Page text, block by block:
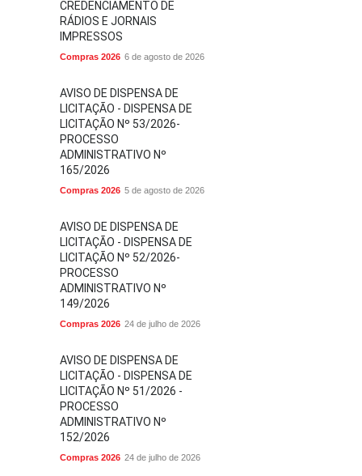
CREDENCIAMENTO DE
RÁDIOS E JORNAIS
IMPRESSOS
Compras 2026 6 de agosto de 2026
AVISO DE DISPENSA DE
LICITAÇÃO - DISPENSA DE
LICITAÇÃO Nº 53/2026-
PROCESSO
ADMINISTRATIVO Nº
165/2026
Compras 2026 5 de agosto de 2026
AVISO DE DISPENSA DE
LICITAÇÃO - DISPENSA DE
LICITAÇÃO Nº 52/2026-
PROCESSO
ADMINISTRATIVO Nº
149/2026
Compras 2026 24 de julho de 2026
AVISO DE DISPENSA DE
LICITAÇÃO - DISPENSA DE
LICITAÇÃO Nº 51/2026 -
PROCESSO
ADMINISTRATIVO Nº
152/2026
Compras 2026 24 de julho de 2026